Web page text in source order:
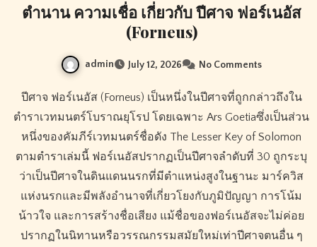
ตำนาน ความเชื่อ เกี่ยวกับ ปีศาจ ฟอร์เนอัส
(Forneus)
admin July 12, 2026 No Comments
ปีศาจ ฟอร์เนอัส (Forneus) เป็นหนึ่งในปีศาจที่ถูกกล่าวถึงใน
ตำราเวทมนตร์โบราณยุโรป โดยเฉพาะ Ars Goetiaซึ่งเป็นส่วน
หนึ่งของคัมภีร์เวทมนตร์ชื่อดัง The Lesser Key of Solomon
ตามตำราเล่มนี้ ฟอร์เนอัสปรากฏเป็นปีศาจลำดับที่ 30 ถูกระบุ
ว่าเป็นปีศาจในดินแดนนรกที่มีตำแหน่งสูงในฐานะ มาร์ควิส
แห่งนรกและมีพลังอำนาจที่เกี่ยวโยงกับภูมิปัญญา การโน้ม
น้าวใจ และการสร้างชื่อเสียง แม้ชื่อของฟอร์เนอัสจะไม่ค่อย
ปรากฏในนิทานหรือวรรณกรรมสมัยใหม่เท่าปีศาจตนอื่น ๆ